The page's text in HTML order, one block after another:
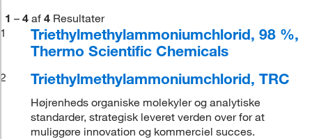
1 – 4 af 4 Resultater
1
Triethylmethylammoniumchlorid, 98 %,
Thermo Scientific Chemicals
2 Triethylmethylammoniumchlorid, TRC
Højrenheds organiske molekyler og analytiske
standarder, strategisk leveret verden over for at
muliggøre innovation og kommerciel succes.